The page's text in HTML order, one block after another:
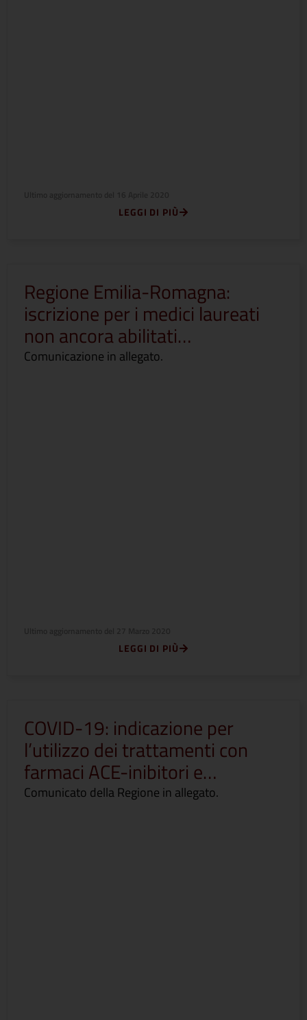
LEGGI DI PIÙ
Regione Emilia-Romagna:
iscrizione per i medici laureati
non ancora abilitati…
Comunicazione in allegato.
LEGGI DI PIÙ
COVID-19: indicazione per
l’utilizzo dei trattamenti con
farmaci ACE-inibitori e…
Comunicato della Regione in allegato.